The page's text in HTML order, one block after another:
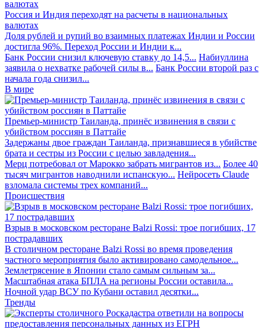
Россия и Индия переходят на расчеты в национальных
валютах
Доля рублей и рупий во взаимных платежах Индии и России
достигла 96%. Переход России и Индии к...
Банк России снизил ключевую ставку до 14,5... Набиуллина
заявила о нехватке рабочей силы в... Банк России второй раз с
начала года снизил...
В мире
Премьер-министр Таиланда, принёс извинения в связи с
убийством россиян в Паттайе
Задержаны двое граждан Таиланда, признавшиеся в убийстве
брата и сестры из России с целью завладения...
Мерц потребовал от Марокко забрать мигрантов из... Более 40
тысяч мигрантов наводнили испанскую... Нейросеть Claude
взломала системы трех компаний...
Происшествия
Взрыв в московском ресторане Balzi Rossi: трое погибших, 17
пострадавших
В столичном ресторане Balzi Rossi во время проведения
частного мероприятия было активировано самодельное...
Землетрясение в Японии стало самым сильным за...
Масштабная атака БПЛА на регионы России оставила...
Ночной удар ВСУ по Кубани оставил десятки...
Тренды